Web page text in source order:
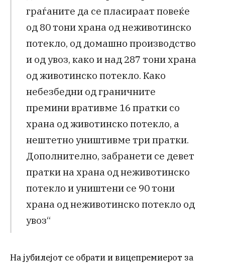
граѓаните да се пласираат повеќе
од 80 тони храна од неживотинско
потекло, од домашно производство
и од увоз, како и над 287 тони храна
од животинско потекло. Како
небезбедни од граничните
премини вративме 16 пратки со
храна од животинско потекло, а
нештетно уништивме три пратки.
Дополнително, забранети се девет
пратки на храна од неживотинско
потекло и уништени се 90 тони
храна од неживотинско потекло од
увоз“
На јубилејот се обрати и вицепремиерот за